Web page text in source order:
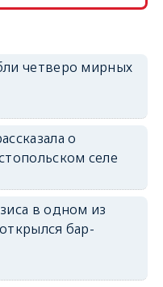
erid: 2SDnjcrDNw6
erid: 2SDnjdPjgYS
четверо мирных
о
селе
в одном из
бар-